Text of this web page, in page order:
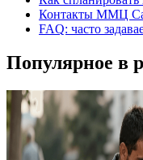
Контакты ММЦ
FAQ: часто
Популярное в